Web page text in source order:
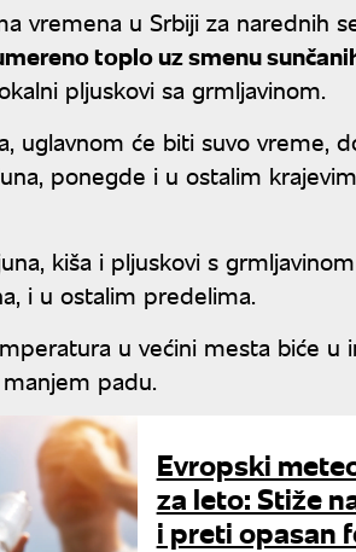
vremena u Srbiji za narednih
toplo uz smenu
pljuskovi sa grmljavinom.
uglavnom će biti suvo vreme,
ponegde i u ostalim
kiša i pljuskovi s
i u ostalim predelima.
u većini mesta biće
padu.
Evropski
za leto: Stiže
i preti opasan